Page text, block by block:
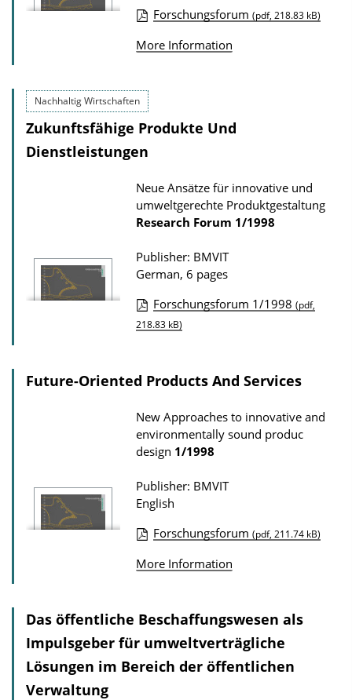
D
o
n
l
o
a
s
u
l
i
t
i
o
n
D
o
w
o
d
s
Forschungsforum (pdf, 218.83 kB)
More Information
Nachhaltig Wirtschaften
Zukunftsfähige Produkte Und
Dienstleistungen
Neue Ansätze für innovative und
umweltgerechte Produktgestaltung
Research Forum 1/1998
Publisher: BMVIT
German, 6 pages
P
l
i
c
a
i
n
D
n
l
o
Forschungsforum 1/1998 (pdf,
218.83 kB)
Future-Oriented Products And Services
New Approaches to innovative and
environmentally sound produc
design 1/1998
Publisher: BMVIT
English
u
l
i
c
Forschungsforum (pdf, 211.74 kB)
More Information
Das öffentliche Beschaffungswesen als
Impulsgeber für umweltverträgliche
Lösungen im Bereich der öffentlichen
Verwaltung